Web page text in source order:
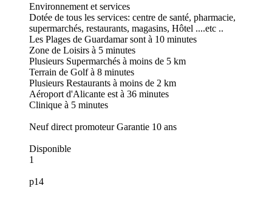
Environnement et services
Dotée de tous les services: centre de santé, pharmacie,
supermarchés, restaurants, magasins, Hôtel ....etc ..
Les Plages de Guardamar sont à 10 minutes
Zone de Loisirs à 5 minutes
Plusieurs Supermarchés à moins de 5 km
Terrain de Golf à 8 minutes
Plusieurs Restaurants à moins de 2 km
Aéroport d'Alicante est à 36 minutes
Clinique à 5 minutes
Neuf direct promoteur Garantie 10 ans
Disponible
1
p14